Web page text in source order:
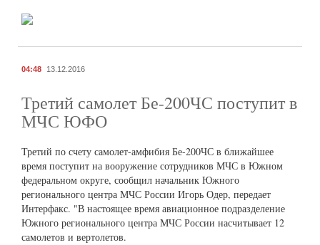
04:48 13.12.2016
Третий самолет Бе-200ЧС поступит в
МЧС ЮФО
Третий по счету самолет-амфибия Бе-200ЧС в ближайшее
время поступит на вооружение сотрудников МЧС в Южном
федеральном округе, сообщил начальник Южного
регионального центра МЧС России Игорь Одер, передает
Интерфакс. "В настоящее время авиационное подразделение
Южного регионального центра МЧС России насчитывает 12
самолетов и вертолетов.